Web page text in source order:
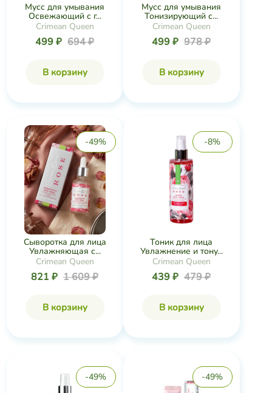
Мусс для умывания
Освежающий с г...
Crimean Queen
499 ₽ 694 ₽
В корзину
Мусс для умывания
Тонизирующий с...
Crimean Queen
499 ₽ 978 ₽
В корзину
-49%
Сыворотка для лица
Увлажняющая с...
Crimean Queen
821 ₽ 1 609 ₽
В корзину
-8%
Тоник для лица
Увлажнение и тону...
Crimean Queen
439 ₽ 479 ₽
В корзину
-49% -49%